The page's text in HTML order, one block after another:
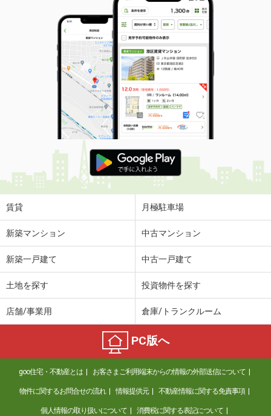
38.69m²
間取り
1LDK
佐賀県鳥栖市本鳥栖町
価 格
6万円
住 所
佐賀県鳥栖市本鳥栖町
専有面積 23.18m²
間取り
1K
佐賀県佐賀市兵庫北２
価 格
8.20万円
住 所
佐賀県佐賀市兵庫北２
専有面積
佐賀県佐賀市高木瀬西２丁目
6.30万円
佐賀県鳥栖市古賀町
5.25万円
住 所
佐賀県鳥栖市古賀町
専有面積 36.48m²
間取り
1LDK
佐賀県鳥栖市村田町
賃貸 月極駐車場
新築マンション 中古マンション
新築一戸建て 中古一戸建て
土地を探す 投資物件を探す
店舗/事業用 倉庫/トランクルーム
PC版へ
goo住宅・不動産とは お客さまご利用端末からの情報の外部送信について
物件に関するお問合せの流れ 情報提供元 不動産情報に関する免責事項
個人情報の取り扱いについて 消費税に関する表記について